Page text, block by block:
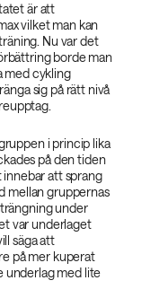
är att
vilket man kan
Nu var det
borde man
med cykling
sig på rätt nivå
i princip lika
på den tiden
att sprang
mellan gruppernas
under
var underlaget
säga att
på mer kuperat
underlag med lite